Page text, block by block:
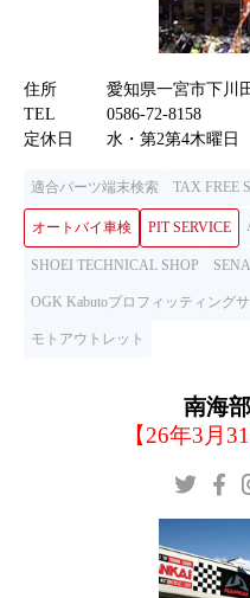
住所
愛知県一宮市下川
TEL
0586-72-8158
定休日
水・第2第4木曜日
適合パーツ端末検索 TAX FREE
オートバイ車検 PIT SERVICE
SHOEI TECHNICAL SHOP
OGK Kabutoプロフィッティング
モトアウトレット
南海
【26年3月